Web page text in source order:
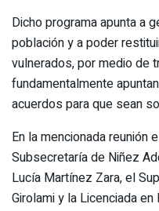
Dicho programa apunta a
población y a poder
vulnerados, por medio de
fundamentalmente
acuerdos para que sean
En la mencionada
Subsecretaría de Niñez
Lucía Martínez Zara, el
Girolami y la Licenciada